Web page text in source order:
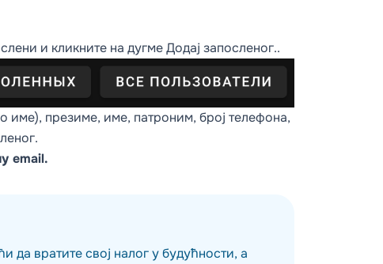
и кликните на дугмеДодај запосленог..
име), презиме, име, патроним, број телефона,
.
email.
да вратите свој налог у будућности, а